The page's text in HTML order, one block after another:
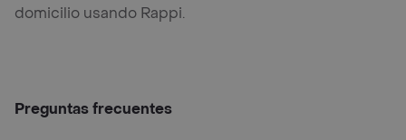
domicilio usando Rappi.
Preguntas frecuentes